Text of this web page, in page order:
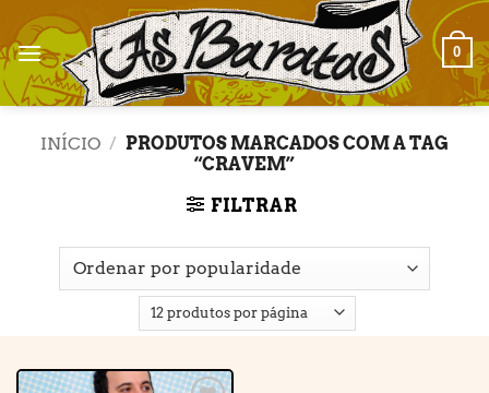
to
content
0
INÍCIO / PRODUTOS MARCADOS COM A TAG
“CRAVEM”
FILTRAR